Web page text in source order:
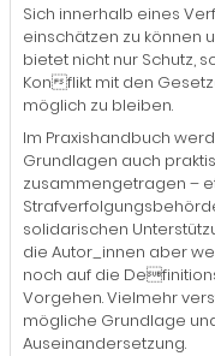
Sich innerhalb eines
einschätzen zu können
bietet nicht nur Schutz,
Konflikt mit den
möglich zu bleiben.
Im Praxishandbuch
Grundlagen auch
zusammengetragen –
solidarischen
die Autor_innen aber
noch auf die
Vorgehen. Vielmehr
mögliche Grundlage
Auseinandersetzung.